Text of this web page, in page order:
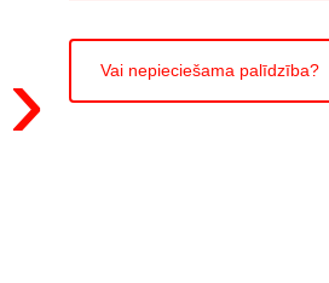
› Vai nepieciešama palīdzība?